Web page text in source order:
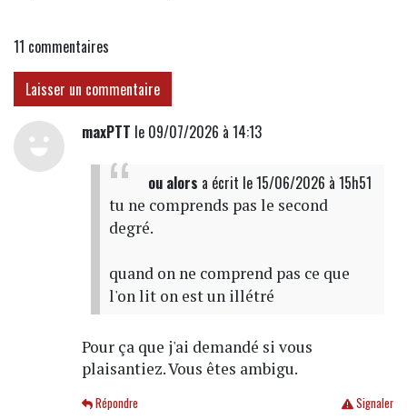
11 commentaires
Laisser un commentaire
maxPTT le 09/07/2026 à 14:13
ou alors a écrit le 15/06/2026 à 15h51
tu ne comprends pas le second
degré.
quand on ne comprend pas ce que
l'on lit on est un illétré
Pour ça que j'ai demandé si vous
plaisantiez. Vous êtes ambigu.
Signaler
Répondre